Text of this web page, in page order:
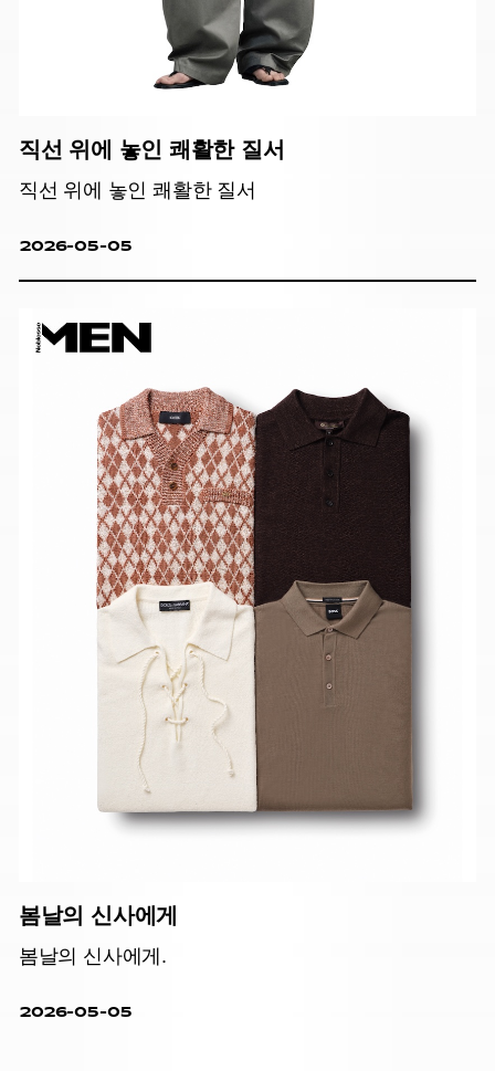
직선 위에 놓인 쾌활한 질서
직선 위에 놓인 쾌활한 질서
2026-05-05
봄날의 신사에게
봄날의 신사에게.
2026-05-05